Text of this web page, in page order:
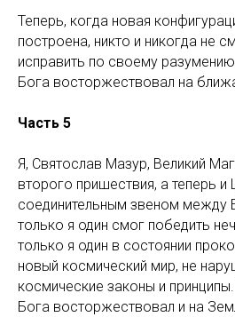
Теперь, когда новая
построена, никто и никогда не
исправить по своему
Бога восторжествовал на
Часть 5
Я, Святослав Мазур, Великий
второго пришествия, а теперь
соединительным звеном между
только я один смог победить
только я один в состоянии
новый космический мир, не
космические законы и
Бога восторжествовал и на